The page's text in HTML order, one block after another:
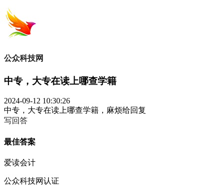
公众科技网
中专，大专在读上哪查学籍
2024-09-12 10:30:26
中专，大专在读上哪查学籍，麻烦给回复
写回答
最佳答案
爱读会计
公众科技网认证